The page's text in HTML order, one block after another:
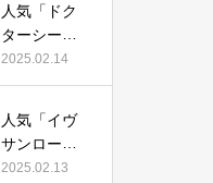
すすめ？美
容マニアが
実際使用し
検証！
人気「ドク
ターシーラ
ボ薬用アク
アコラーゲ
リッチリン
クルリペ
ア」って本
2025.02.14
人気「イヴ
サンローラ
ン クチュー
2025.02.13